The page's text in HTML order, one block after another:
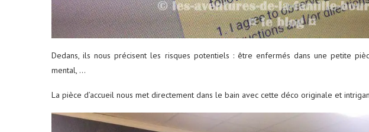
Dedans, ils nous précisent les risques potentiels : être enfermés dans une petite
mental, …
La pièce d’accueil nous met directement dans le bain avec cette déco originale et